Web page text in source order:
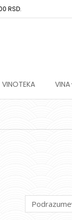
RSD.
VINOTEKA VINA